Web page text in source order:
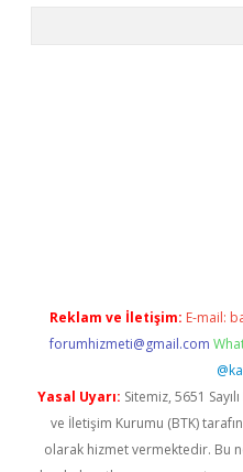
Reklam ve İletişim: E-mail:
forumhizmeti@gmail.com
Yasal Uyarı: Sitemiz, 5651
ve İletişim Kurumu (BTK)
olarak hizmet vermektedir. Bu